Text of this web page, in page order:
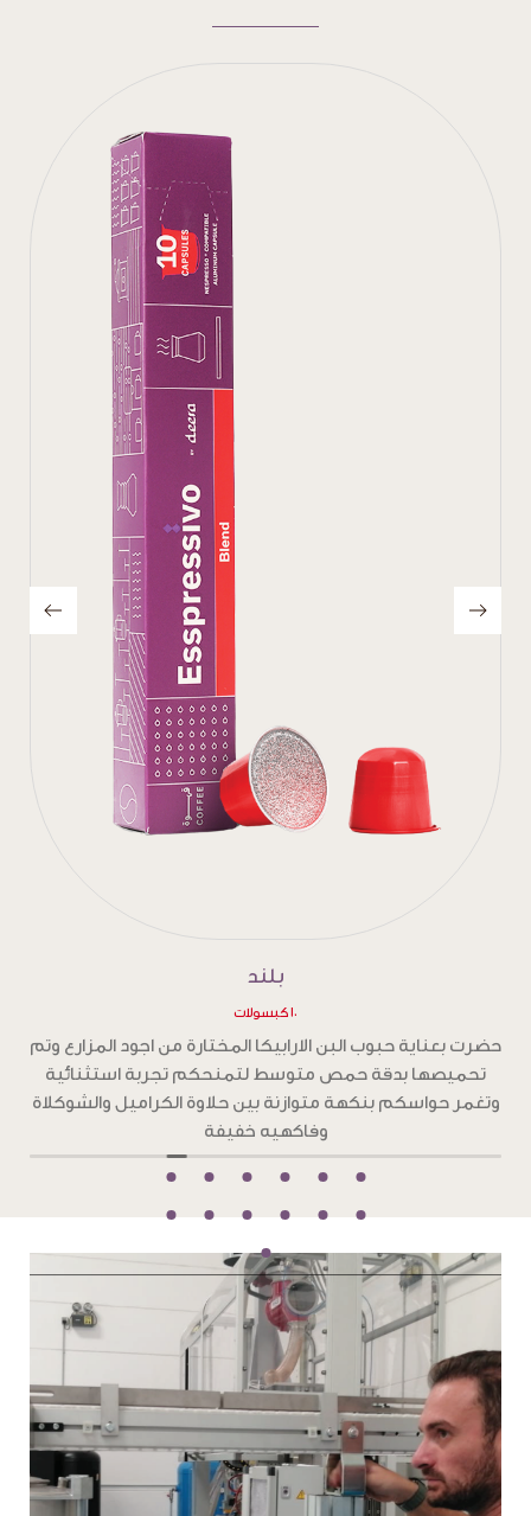
إنتينسو
١٠ كبسولات
حضرت بعناية حبوب البن الارابيكا المختارة من اجود المزارع وتم
تحميصها بدقة تحميص غامق ،لتمنحكم تجربة استثنائية
بطعم جرئ من الشوكولاته الداكنة والكراميل المحمص